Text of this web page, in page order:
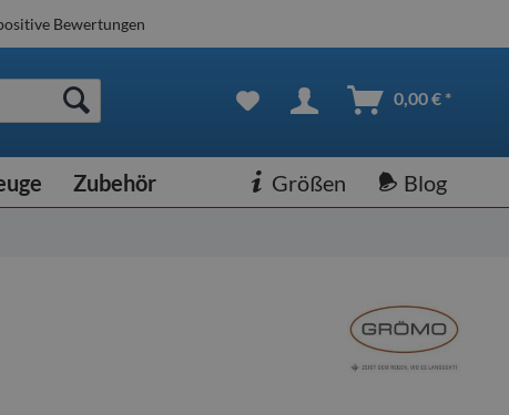
Bewertungen
0,00 € *
Zubehör Blog
Größen